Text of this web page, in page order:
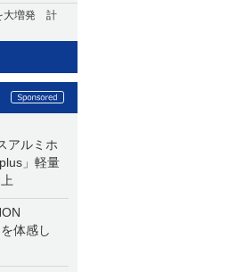
大増発 計
アルミホ
」軽量
体感し